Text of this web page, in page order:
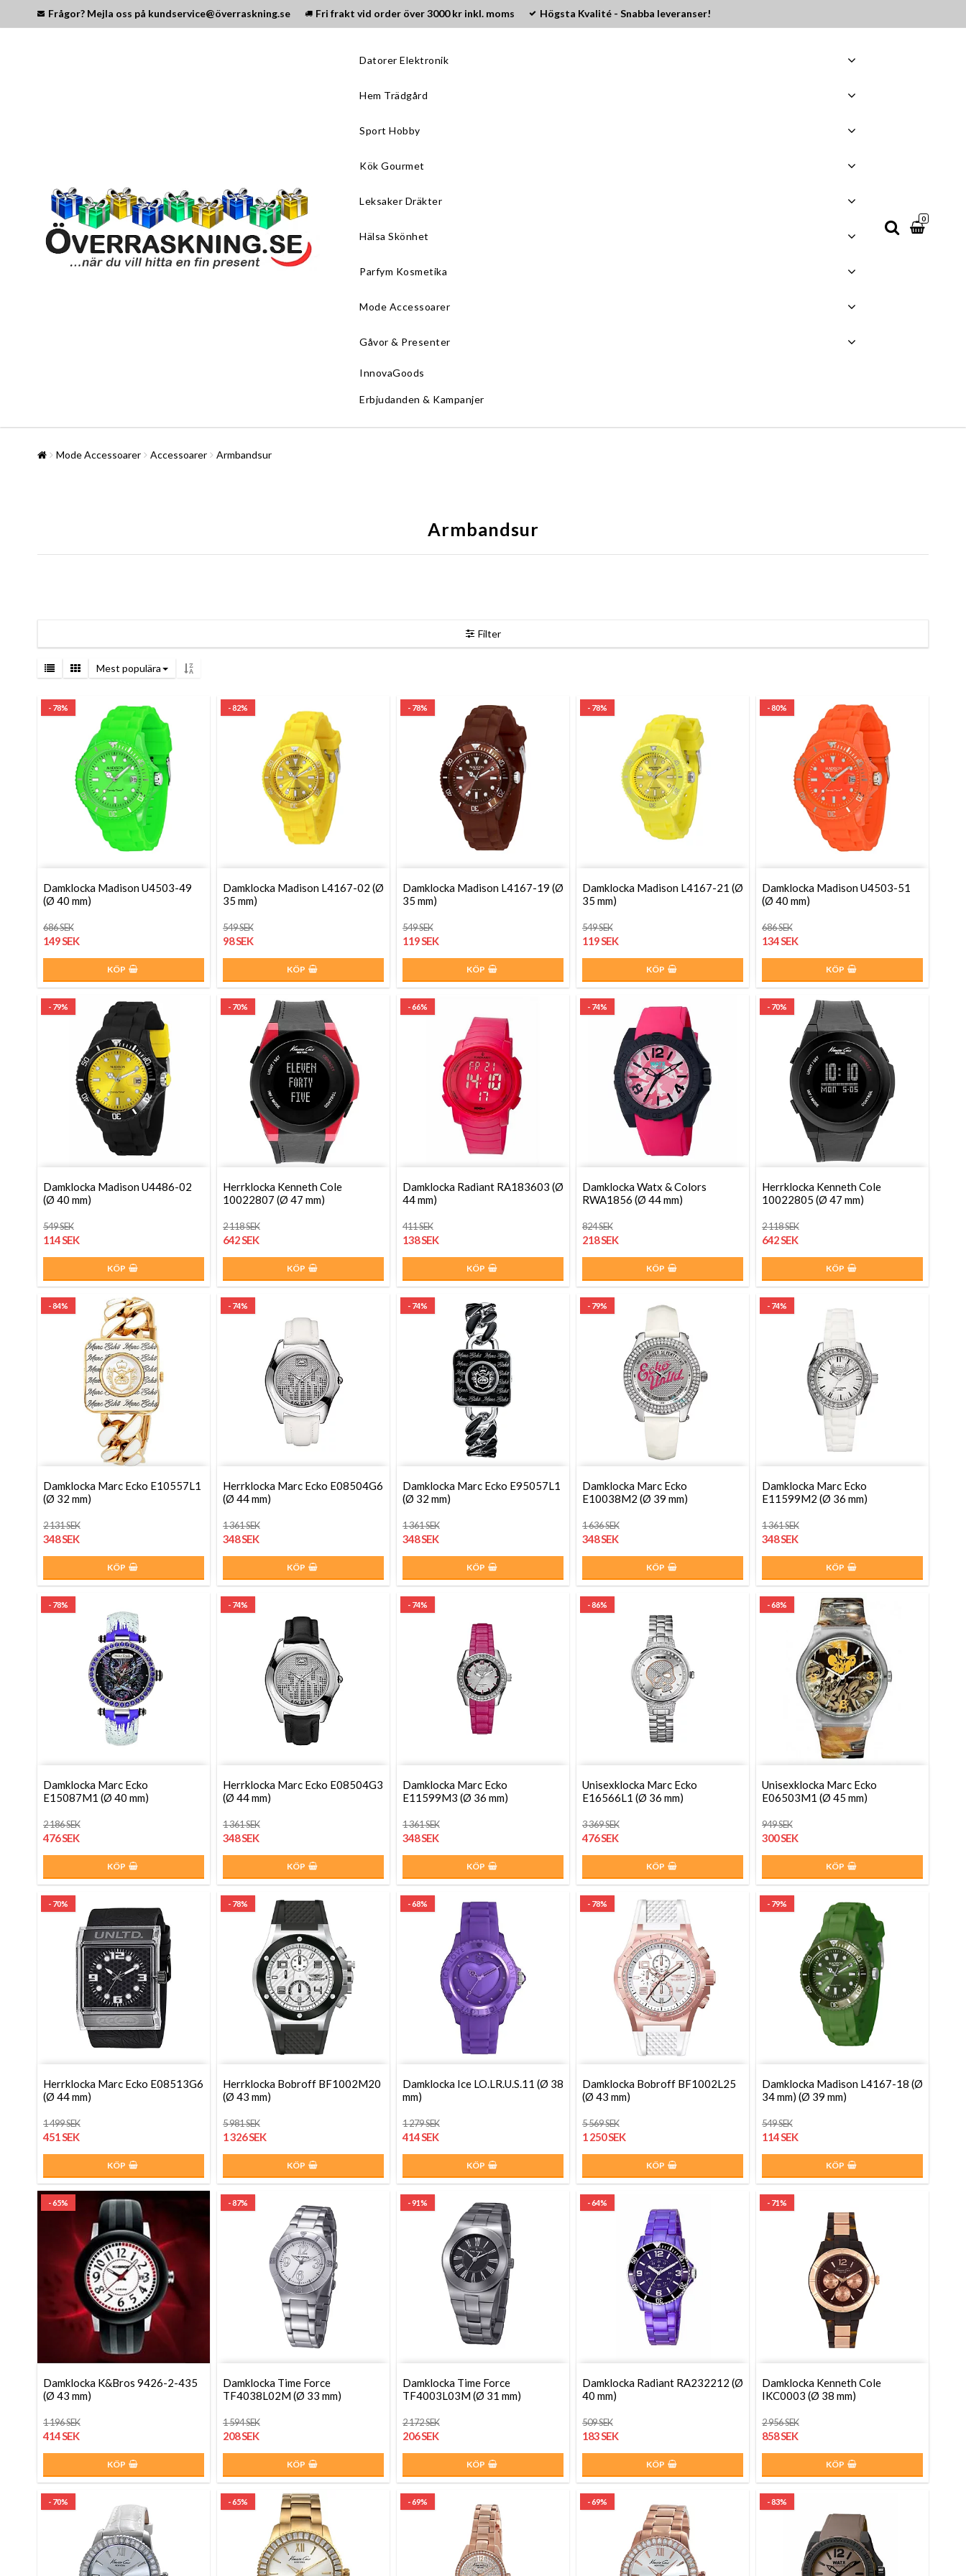
Frågor? Mejla oss på kundservice@överraskning.se Fri frakt vid order över 3000 kr inkl. moms Högsta Kvalité - Snabba leveranser!
Datorer Elektronik
Hem Trädgård
Sport Hobby
Kök Gourmet
Leksaker Dräkter
Hälsa Skönhet
Parfym Kosmetika
Mode Accessoarer
Gåvor & Presenter
InnovaGoods
Erbjudanden & Kampanjer
0
Mode Accessoarer Accessoarer Armbandsur
Armbandsur
Filter
Mest populära
- 78%
Damklocka Madison U4503-49
(Ø 40 mm)
686 SEK
149 SEK
KÖP
- 82%
Damklocka Madison L4167-02 (Ø
35 mm)
549 SEK
98 SEK
KÖP
- 78%
Damklocka Madison L4167-19 (Ø
35 mm)
549 SEK
119 SEK
KÖP
- 78%
Damklocka Madison L4167-21 (Ø
35 mm)
549 SEK
119 SEK
KÖP
- 80%
Damklocka Madison U4503-51
(Ø 40 mm)
686 SEK
134 SEK
KÖP
- 79%
Damklocka Madison U4486-02
(Ø 40 mm)
549 SEK
114 SEK
KÖP
- 70%
Herrklocka Kenneth Cole
10022807 (Ø 47 mm)
2 118 SEK
642 SEK
KÖP
- 66%
Damklocka Radiant RA183603 (Ø
44 mm)
411 SEK
138 SEK
KÖP
- 74%
Damklocka Watx & Colors
RWA1856 (Ø 44 mm)
824 SEK
218 SEK
KÖP
- 70%
Herrklocka Kenneth Cole
10022805 (Ø 47 mm)
2 118 SEK
642 SEK
KÖP
- 84%
Damklocka Marc Ecko E10557L1
(Ø 32 mm)
2 131 SEK
348 SEK
KÖP
- 74%
Herrklocka Marc Ecko E08504G6
(Ø 44 mm)
1 361 SEK
348 SEK
KÖP
- 74%
Damklocka Marc Ecko E95057L1
(Ø 32 mm)
1 361 SEK
348 SEK
KÖP
- 79%
Damklocka Marc Ecko
E10038M2 (Ø 39 mm)
1 636 SEK
348 SEK
KÖP
- 74%
Damklocka Marc Ecko
E11599M2 (Ø 36 mm)
1 361 SEK
348 SEK
KÖP
- 78%
Damklocka Marc Ecko
E15087M1 (Ø 40 mm)
2 186 SEK
476 SEK
KÖP
- 74%
Herrklocka Marc Ecko E08504G3
(Ø 44 mm)
1 361 SEK
348 SEK
KÖP
- 74%
Damklocka Marc Ecko
E11599M3 (Ø 36 mm)
1 361 SEK
348 SEK
KÖP
- 86%
Unisexklocka Marc Ecko
E16566L1 (Ø 36 mm)
3 369 SEK
476 SEK
KÖP
- 68%
Unisexklocka Marc Ecko
E06503M1 (Ø 45 mm)
949 SEK
300 SEK
KÖP
- 70%
Herrklocka Marc Ecko E08513G6
(Ø 44 mm)
1 499 SEK
451 SEK
KÖP
- 78%
Herrklocka Bobroff BF1002M20
(Ø 43 mm)
5 981 SEK
1 326 SEK
KÖP
- 68%
Damklocka Ice LO.LR.U.S.11 (Ø 38
mm)
1 279 SEK
414 SEK
KÖP
- 78%
Damklocka Bobroff BF1002L25
(Ø 43 mm)
5 569 SEK
1 250 SEK
KÖP
- 79%
Damklocka Madison L4167-18 (Ø
34 mm) (Ø 39 mm)
549 SEK
114 SEK
KÖP
- 65%
Damklocka K&Bros 9426-2-435
(Ø 43 mm)
1 196 SEK
414 SEK
KÖP
- 87%
Damklocka Time Force
TF4038L02M (Ø 33 mm)
1 594 SEK
208 SEK
KÖP
- 91%
Damklocka Time Force
TF4003L03M (Ø 31 mm)
2 172 SEK
206 SEK
KÖP
- 64%
Damklocka Radiant RA232212 (Ø
40 mm)
509 SEK
183 SEK
KÖP
- 71%
Damklocka Kenneth Cole
IKC0003 (Ø 38 mm)
2 956 SEK
858 SEK
KÖP
- 70% - 65% - 69% - 69% - 83%